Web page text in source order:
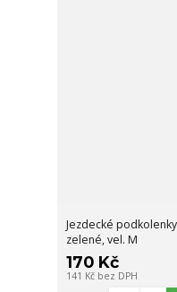
Jezdecké
zelené, vel. M
170 Kč
141 Kč bez DPH